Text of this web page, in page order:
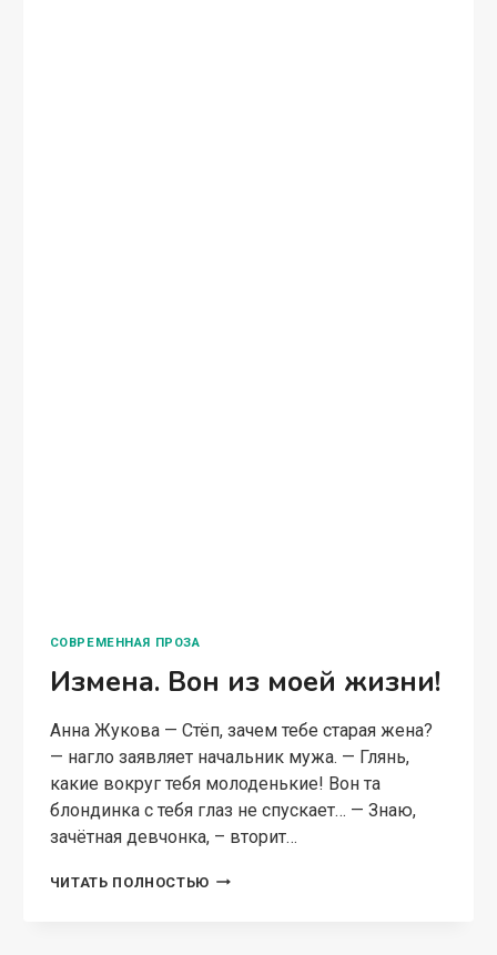
СОВРЕМЕННАЯ ПРОЗА
Измена. Вон из моей жизни!
Анна Жукова — Стёп, зачем тебе старая жена?
— нагло заявляет начальник мужа. — Глянь,
какие вокруг тебя молоденькие! Вон та
блондинка с тебя глаз не спускает… — Знаю,
зачётная девчонка, – вторит…
ЧИТАТЬ ПОЛНОСТЬЮ ИЗМЕНА.